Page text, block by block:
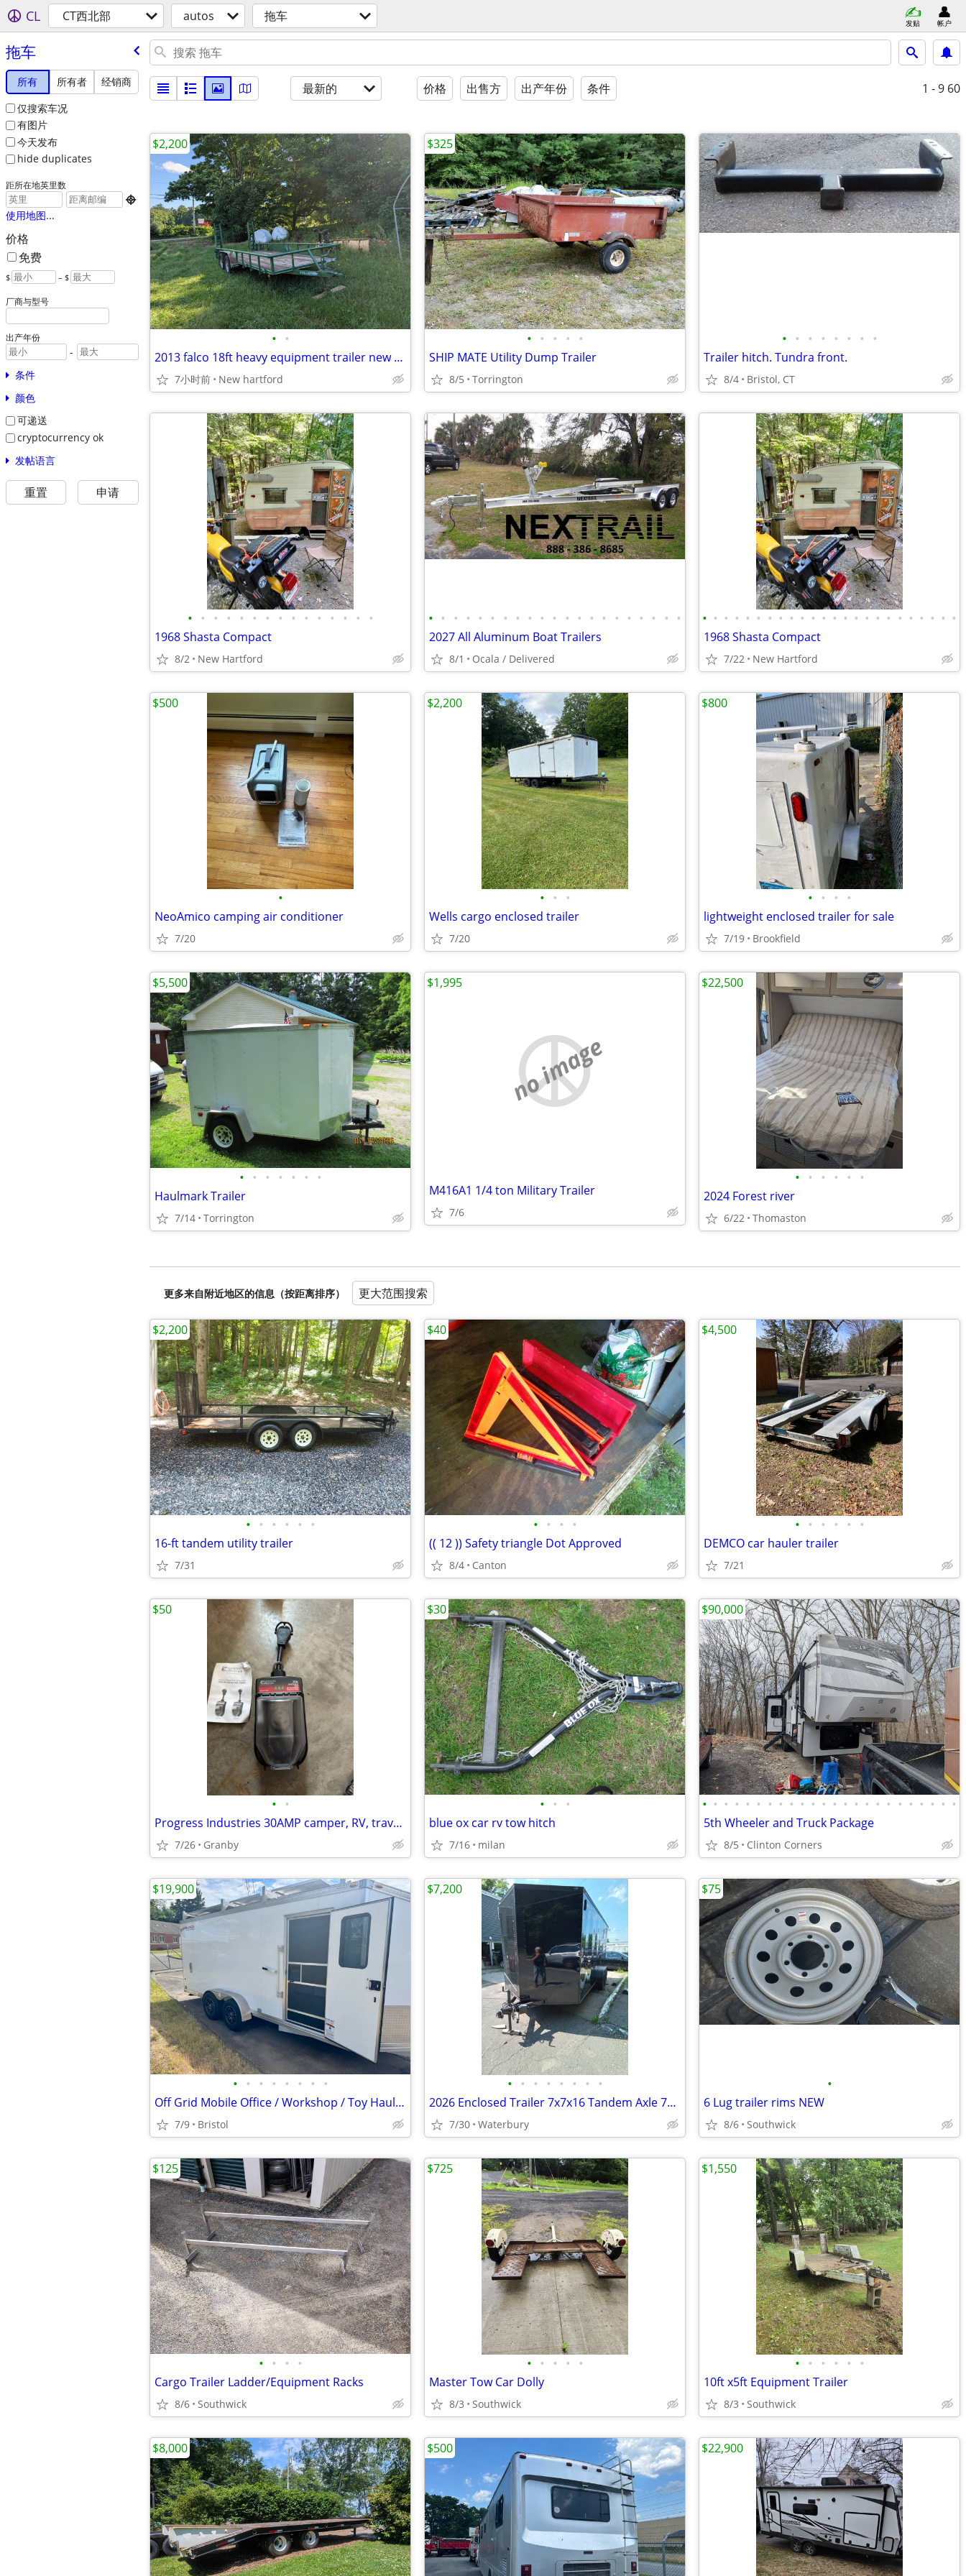
CL CT西北部 autos 拖车 发贴 帐户
拖车
所有 所有者
经销商
仅搜索车况
有图片
今天发布
hide duplicates
距所在地英里数

使用地图...
价格
免费
$ – $
厂商与型号
出产年份
-
条件
颜色
可递送
cryptocurrency ok
发帖语言
重置 申请
最新的 价格 出售方 出产年份 条件 1 - 9 60
• •
2013 falco 18ft heavy equipment trailer new tires
7小时前 New hartford
$2,200
• • • • •
SHIP MATE Utility Dump Trailer
8/5 Torrington
$325
• • • • • • • •
Trailer hitch. Tundra front.
8/4 Bristol, CT
• • • • • • • • • • • • • • •
1968 Shasta Compact
8/2 New Hartford
• • • • • • • • • • • • • • • • • • • • •
2027 All Aluminum Boat Trailers
8/1 Ocala / Delivered
• • • • • • • • • • • • • • • • • • • • • • • •
1968 Shasta Compact
7/22 New Hartford
•
NeoAmico camping air conditioner
7/20
$500
• • •
Wells cargo enclosed trailer
7/20
$2,200
• • • •
lightweight enclosed trailer for sale
7/19 Brookfield
$800
• • • • • • •
Haulmark Trailer
7/14 Torrington
$5,500
no image
M416A1 1/4 ton Military Trailer
7/6
$1,995
• • • • • •
2024 Forest river
6/22 Thomaston
$22,500
更多来自附近地区的信息（按距离排序） 更大范围搜索
• • • • • •
16-ft tandem utility trailer
7/31
$2,200
• • • •
(( 12 )) Safety triangle Dot Approved
8/4 Canton
$40
• • • • • •
DEMCO car hauler trailer
7/21
$4,500
• •
Progress Industries 30AMP camper, RV, travel trailer EMS, surge suppressor
7/26 Granby
$50
• • •
blue ox car rv tow hitch
7/16 milan
$30
• • • • • • • • • • • • • • • • • • • • • • • •
5th Wheeler and Truck Package
8/5 Clinton Corners
$90,000
• • • • • • • •
Off Grid Mobile Office / Workshop / Toy Hauler
7/9 Bristol
$19,900
• • • • • • • •
2026 Enclosed Trailer 7x7x16 Tandem Axle 7k gvw Ramp and Side Doors
7/30 Waterbury
$7,200
•
6 Lug trailer rims NEW
8/6 Southwick
$75
• • • •
Cargo Trailer Ladder/Equipment Racks
8/6 Southwick
$125
• • • • •
Master Tow Car Dolly
8/3 Southwick
$725
• • • • • •
10ft x5ft Equipment Trailer
8/3 Southwick
$1,550
$8,000 $500 $22,900